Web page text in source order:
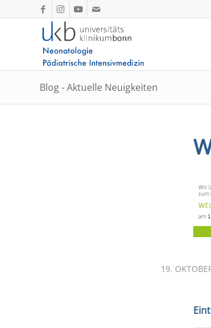
Blog - Aktuelle Neuigkeiten
19.